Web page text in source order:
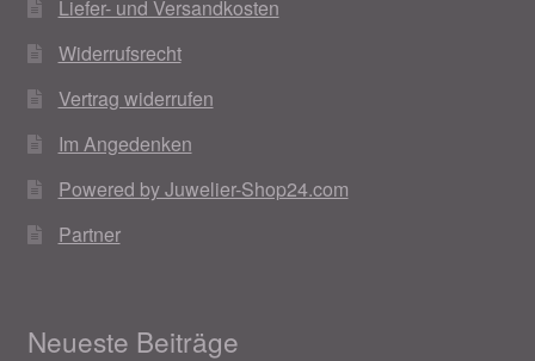
Weihnachtsangebote 2020
Weihnachtsangebote 2021
Widerrufsrecht
Liefer- und Versandkosten
Widerrufsrecht
Vertrag widerrufen
Im Angedenken
Powered by Juwelier-Shop24.com
Partner
Neueste Beiträge